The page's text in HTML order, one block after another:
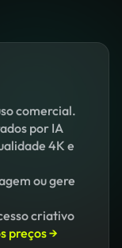
comercial.
por IA
4K e
ou gere
criativo
preços →